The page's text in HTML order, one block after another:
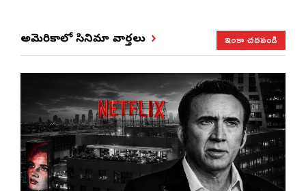
అమెరికాలో సినిమా వార్తలు ఇంకా చదవండి